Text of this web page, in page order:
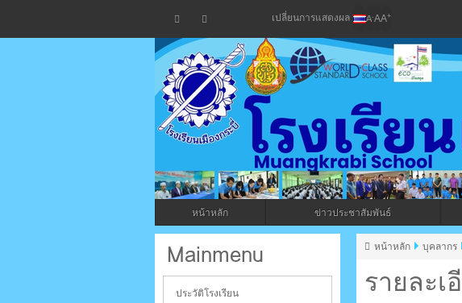
เปลี่ยนการแสดงผล A-AA+
โรงเรียนเมื
กระบี่
ระบบบริหารจัดการเว็บไซต์ (CMS) ด้วย Ajax โดยคนไทย
หน้าหลัก ข่าวประชาสัมพันธ์
รายละ
หน้าหลัก บุคลากร
Mainmenu
ประวัติโรงเรียน